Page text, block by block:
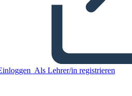
Als Lehrer/in registrieren
Reconstrucción